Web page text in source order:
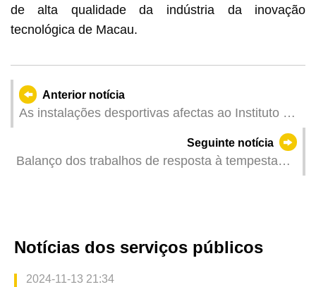
de alta qualidade da indústria da inovação
tecnológica de Macau.
Anterior notícia
As instalações desportivas afectas ao Instituto do
Seguinte notícia
Balanço dos trabalhos de resposta à tempestade
Notícias dos serviços públicos
2024-11-13 21:34